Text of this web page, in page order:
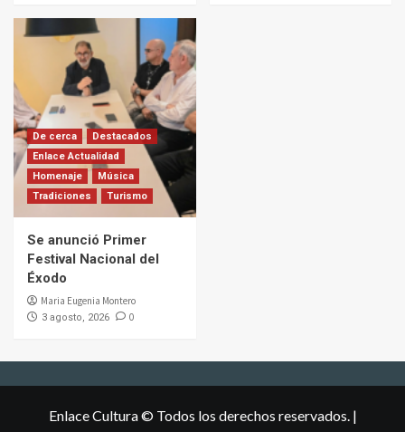
De cerca
Destacados
Enlace Actualidad
Homenaje
Música
Tradiciones
Turismo
Se anunció Primer
Festival Nacional del
Éxodo
Maria Eugenia Montero
3 agosto, 2026 0
Enlace Cultura © Todos los derechos reservados. |